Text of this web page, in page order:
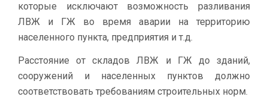
которые исключают возможность разливания
ЛВЖ и ГЖ во время аварии на территорию
населенного пункта, предприятия и т.д.
Расстояние от складов ЛВЖ и ГЖ до зданий,
сооружений и населенных пунктов должно
соответствовать требованиям строительных норм.